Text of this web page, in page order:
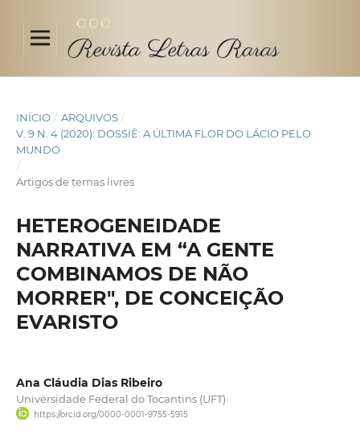
INÍCIO / ARQUIVOS /
V. 9 N. 4 (2020): DOSSIÊ: A ÚLTIMA FLOR DO LÁCIO PELO
MUNDO
/
Artigos de temas livres
HETEROGENEIDADE
NARRATIVA EM “A GENTE
COMBINAMOS DE NÃO
MORRER", DE CONCEIÇÃO
EVARISTO
Ana Cláudia Dias Ribeiro
Universidade Federal do Tocantins (UFT)
https://orcid.org/0000-0001-9755-5915